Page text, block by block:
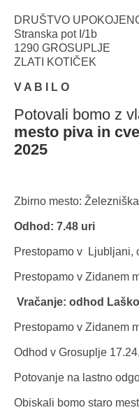
DRUŠTVO
Stranska pot I/1b
1290 GROSUPLJE
ZLATI KOTIČEK
V A B I L O
Potovali bomo z
mesto piva in
2025
Zbirno mesto:
Odhod: 7.48 uri
Prestopamo v Ljubljani,
Prestopamo v Zidanem
Vračanje: odhod
Prestopamo v Zidanem
Odhod v Grosuplje
Potovanje na lastno
Obiskali bomo staro